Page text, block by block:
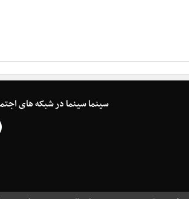
سینما سینما در شبکه های